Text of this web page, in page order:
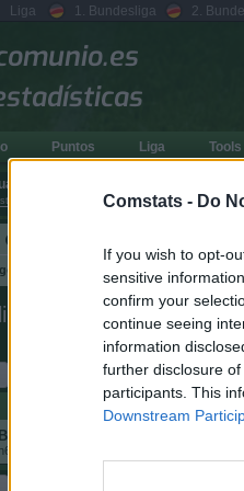
Comstats - Do
If you wish to opt-
sensitive
confirm your
continue seeing
information
further disclosure
participants. This
Downstream
Liga 1. Bundesliga 2.
Puntos Liga Tools
¿te has
Fichajes y alineaciones
Silva